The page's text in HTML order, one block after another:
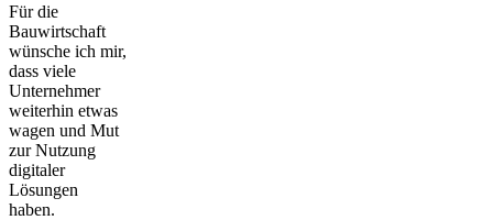
Für die
Bauwirtschaft
wünsche ich mir,
dass viele
Unternehmer
weiterhin etwas
wagen und Mut
zur Nutzung
digitaler
Lösungen
haben.